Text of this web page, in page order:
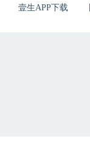
壹生APP下载